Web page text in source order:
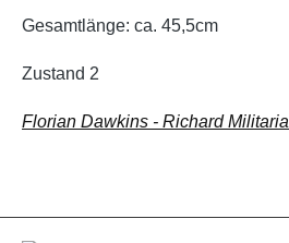
Gesamtlänge: ca. 45,5cm
Zustand 2
Florian Dawkins - Richard Militaria